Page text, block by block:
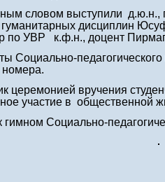
словом выступили
дисциплин
по УВР к.ф.н., доцент
Социально-
номера.
церемонией вручения
участие в общественной
Социально-